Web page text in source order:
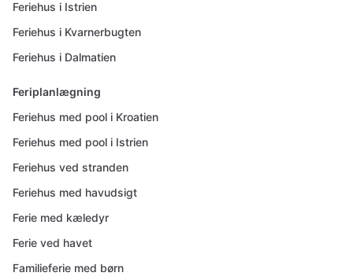
Feriehus i Istrien
Feriehus i Kvarnerbugten
Feriehus i Dalmatien
Feriplanlægning
Feriehus med pool i Kroatien
Feriehus med pool i Istrien
Feriehus ved stranden
Feriehus med havudsigt
Ferie med kæledyr
Ferie ved havet
Familieferie med børn